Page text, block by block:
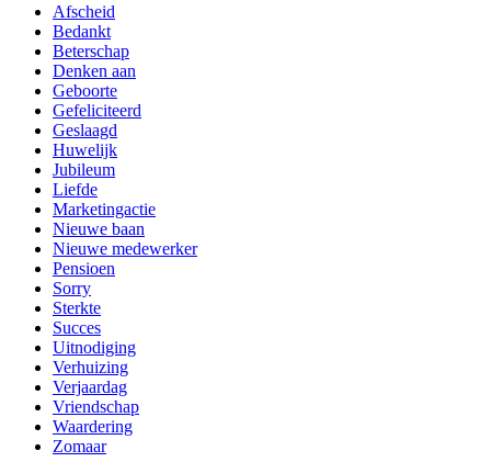
Afscheid
Bedankt
Beterschap
Denken aan
Geboorte
Gefeliciteerd
Geslaagd
Huwelijk
Jubileum
Liefde
Marketingactie
Nieuwe baan
Nieuwe medewerker
Pensioen
Sorry
Sterkte
Succes
Uitnodiging
Verhuizing
Verjaardag
Vriendschap
Waardering
Zomaar